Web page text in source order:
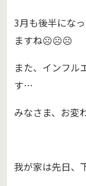
3月も後半にな
ますね☹︎☹︎☹︎
また、インフル
す…
みなさま、お変
我が家は先日、